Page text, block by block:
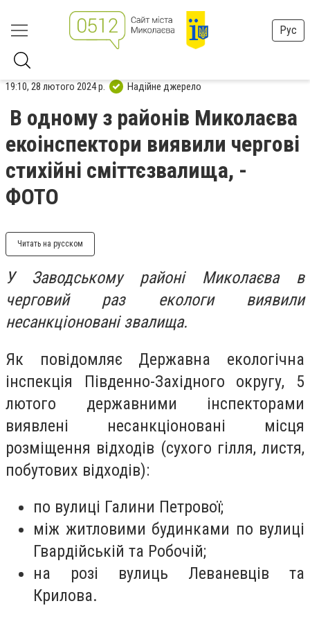
Рус
19:10, 28 лютого 2024 р. Надійне джерело
В одному з районів Миколаєва
екоінспектори виявили чергові
стихійні сміттєзвалища, -
ФОТО
Читать на русском
У Заводському районі Миколаєва в
черговий раз екологи виявили
несанкціоновані звалища.
Як повідомляє Державна екологічна
інспекція Південно-Західного округу, 5
лютого державними інспекторами
виявлені несанкціоновані місця
розміщення відходів (сухого гілля, листя,
побутових відходів):
по вулиці Галини Петрової;
між житловими будинками по вулиці
Гвардійській та Робочій;
на розі вулиць Леваневців та
Крилова.